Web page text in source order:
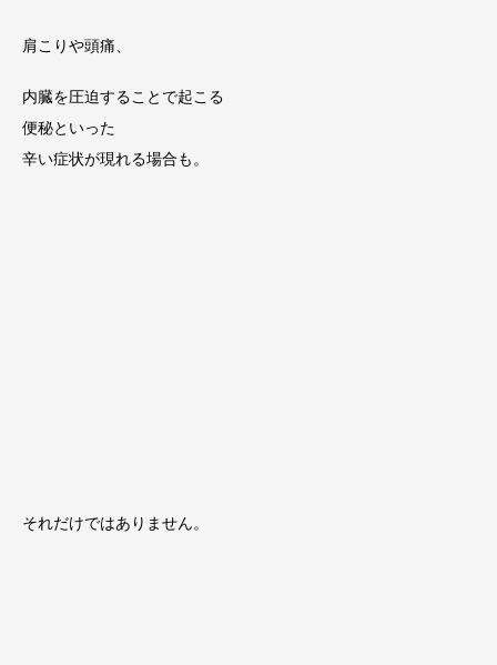
肩こりや頭痛、
内臓を圧迫することで起こる
便秘といった
辛い症状が現れる場合も。
それだけではありません。